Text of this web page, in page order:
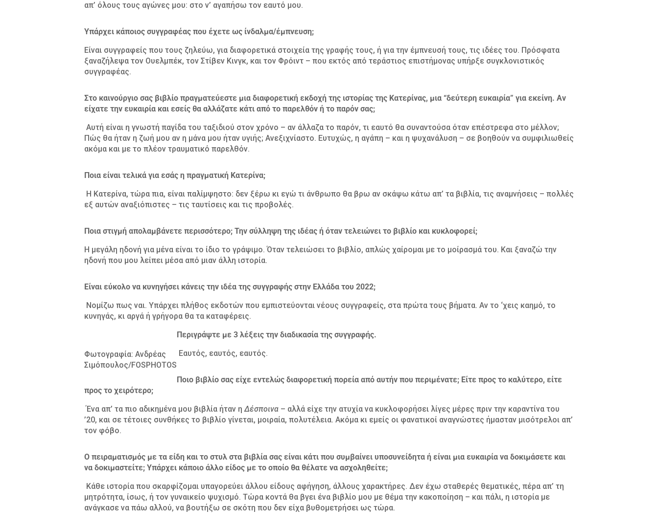
απ’ όλους τους αγώνες μου: στο ν’ αγαπήσω τον εαυτό μου.
Υπάρχει κάποιος συγγραφέας που έχετε ως ίνδαλμα/έμπνευση;
Είναι συγγραφείς που τους ζηλεύω, για διαφορετικά στοιχεία της γραφής τους, ή για την έμπνευσή τους, τις ιδέες του. Πρόσφατα
ξαναζήλεψα τον Ουελμπέκ, τον Στίβεν Κινγκ, και τον Φρόιντ – που εκτός από τεράστιος επιστήμονας υπήρξε συγκλονιστικός
συγγραφέας.
Στο καινούργιο σας βιβλίο πραγματεύεστε μια διαφορετική εκδοχή της ιστορίας της Κατερίνας, μια “δεύτερη ευκαιρία” για εκείνη. Αν
είχατε την ευκαιρία και εσείς θα αλλάζατε κάτι από το παρελθόν ή το παρόν σας;
Αυτή είναι η γνωστή παγίδα του ταξιδιού στον χρόνο – αν άλλαζα το παρόν, τι εαυτό θα συναντούσα όταν επέστρεφα στο μέλλον;
Πώς θα ήταν η ζωή μου αν η μάνα μου ήταν υγιής; Ανεξιχνίαστο. Ευτυχώς, η αγάπη – και η ψυχανάλυση – σε βοηθούν να συμφιλιωθείς
ακόμα και με το πλέον τραυματικό παρελθόν.
Ποια είναι τελικά για εσάς η πραγματική Κατερίνα;
Η Κατερίνα, τώρα πια, είναι παλίμψηστο: δεν ξέρω κι εγώ τι άνθρωπο θα βρω αν σκάψω κάτω απ’ τα βιβλία, τις αναμνήσεις – πολλές
εξ αυτών αναξιόπιστες – τις ταυτίσεις και τις προβολές.
Ποια στιγμή απολαμβάνετε περισσότερο; Την σύλληψη της ιδέας ή όταν τελειώνει το βιβλίο και κυκλοφορεί;
Η μεγάλη ηδονή για μένα είναι το ίδιο το γράψιμο. Όταν τελειώσει το βιβλίο, απλώς χαίρομαι με το μοίρασμά του. Και ξαναζώ την
ηδονή που μου λείπει μέσα από μιαν άλλη ιστορία.
Είναι εύκολο να κυνηγήσει κάνεις την ιδέα της συγγραφής στην Ελλάδα του 2022;
Νομίζω πως ναι. Υπάρχει πλήθος εκδοτών που εμπιστεύονται νέους συγγραφείς, στα πρώτα τους βήματα. Αν το ‘χεις καημό, το
κυνηγάς, κι αργά ή γρήγορα θα τα καταφέρεις.
Φωτογραφία: Ανδρέας
Σιμόπουλος/FOSPHOTOS
Περιγράψτε με 3 λέξεις την διαδικασία της συγγραφής.
Εαυτός, εαυτός, εαυτός.
Ποιο βιβλίο σας είχε εντελώς διαφορετική πορεία από αυτήν που περιμένατε; Είτε προς το καλύτερο, είτε
προς το χειρότερο;
Ένα απ’ τα πιο αδικημένα μου βιβλία ήταν ηΔέσποινα – αλλά είχε την ατυχία να κυκλοφορήσει λίγες μέρες πριν την καραντίνα του
’20, και σε τέτοιες συνθήκες το βιβλίο γίνεται, μοιραία, πολυτέλεια. Ακόμα κι εμείς οι φανατικοί αναγνώστες ήμασταν μισότρελοι απ’
τον φόβο.
Ο πειραματισμός με τα είδη και το στυλ στα βιβλία σας είναι κάτι που συμβαίνει υποσυνείδητα ή είναι μια ευκαιρία να δοκιμάσετε και
να δοκιμαστείτε; Υπάρχει κάποιο άλλο είδος με το οποίο θα θέλατε να ασχοληθείτε;
Κάθε ιστορία που σκαρφίζομαι υπαγορεύει άλλου είδους αφήγηση, άλλους χαρακτήρες. Δεν έχω σταθερές θεματικές, πέρα απ’ τη
μητρότητα, ίσως, ή τον γυναικείο ψυχισμό. Τώρα κοντά θα βγει ένα βιβλίο μου με θέμα την κακοποίηση – και πάλι, η ιστορία με
ανάγκασε να πάω αλλού, να βουτήξω σε σκότη που δεν είχα βυθομετρήσει ως τώρα.